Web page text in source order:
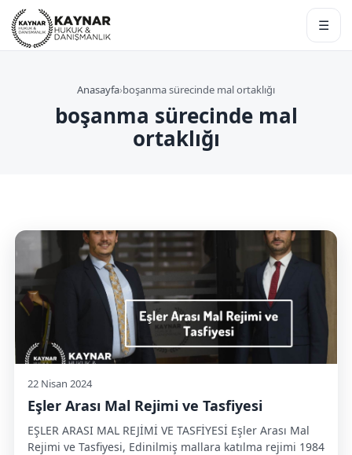
☰
Anasayfa›boşanma sürecinde mal ortaklığı
boşanma sürecinde mal
ortaklığı
22 Nisan 2024
Eşler Arası Mal Rejimi ve Tasfiyesi
EŞLER ARASI MAL REJİMİ VE TASFİYESİ Eşler Arası Mal
Rejimi ve Tasfiyesi, Edinilmiş mallara katılma rejimi 1984